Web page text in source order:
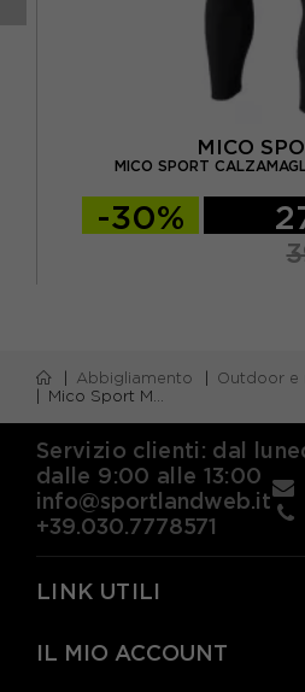
MICO
MICO SPORT
-30%
Abbigliamento Outdoor e
Mico Sport Maglia Termica Trekking Superthermo Primaloft Nero Uomo
Servizio clienti: dal
dalle 9:00 alle 13:00
info@sportlandweb.it
+39.030.7778571
LINK UTILI
IL MIO ACCOUNT